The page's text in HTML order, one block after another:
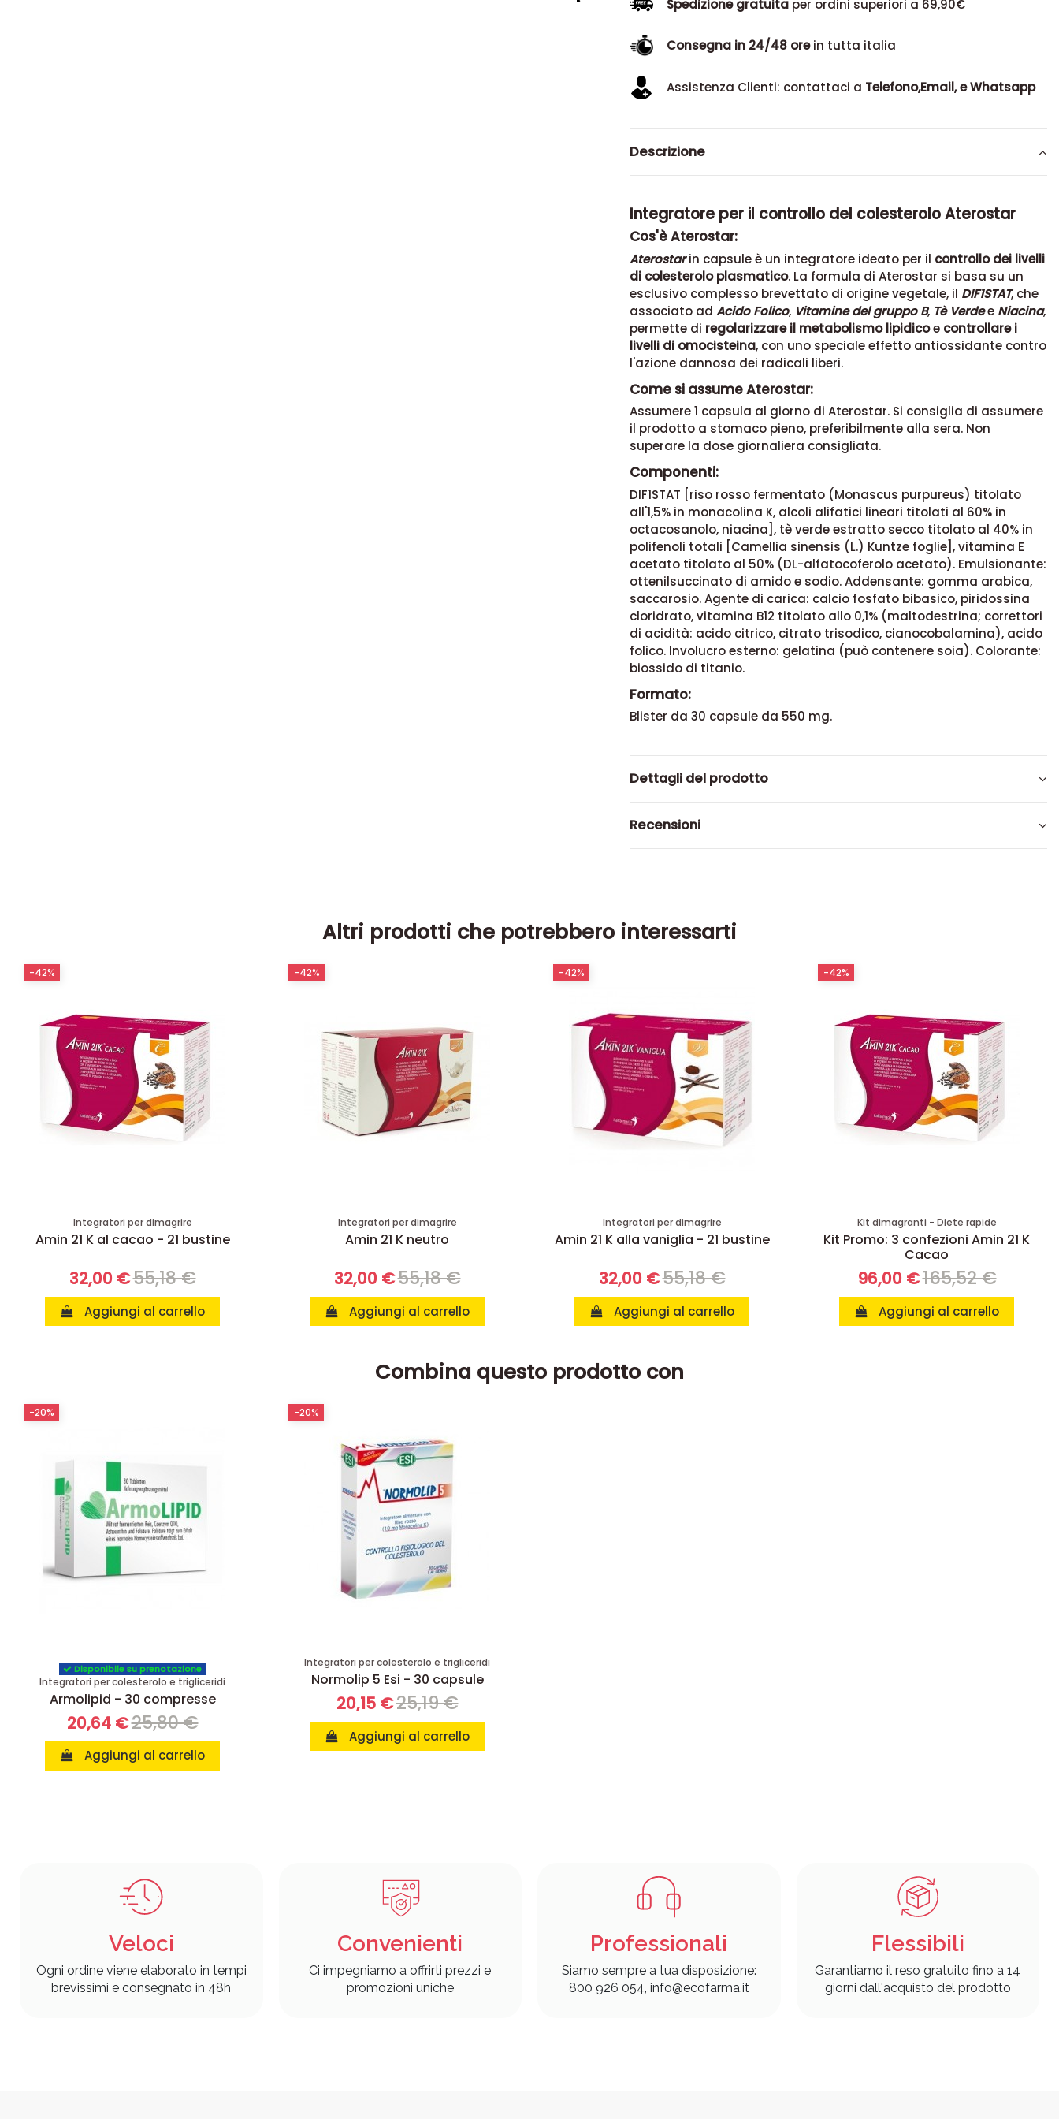
Spedizione gratuitaper ordini superiori a 69,90€
Consegna in 24/48 orein tutta italia
Assistenza Clienti: contattaci a Telefono,Email, e Whatsapp
Descrizione
Integratore per il controllo del colesterolo Aterostar
Cos'è Aterostar:
Aterostar in capsule è un integratore ideato per il controllo dei livelli
di colesterolo plasmatico. La formula di Aterostar si basa su un
esclusivo complesso brevettato di origine vegetale, il DIF1STAT, che
associato ad Acido Folico, Vitamine del gruppo B, Tè Verdee Niacina,
permette di regolarizzare il metabolismo lipidicoe controllare i
livelli di omocisteina, con uno speciale effetto antiossidante contro
l'azione dannosa dei radicali liberi.
Come si assume Aterostar:
Assumere 1 capsula al giorno di Aterostar. Si consiglia di assumere
il prodotto a stomaco pieno, preferibilmente alla sera. Non
superare la dose giornaliera consigliata.
Componenti:
DIF1STAT [riso rosso fermentato (Monascus purpureus) titolato
all'1,5% in monacolina K, alcoli alifatici lineari titolati al 60% in
octacosanolo, niacina], tè verde estratto secco titolato al 40% in
polifenoli totali [Camellia sinensis (L.) Kuntze foglie], vitamina E
acetato titolato al 50% (DL-alfatocoferolo acetato). Emulsionante:
ottenilsuccinato di amido e sodio. Addensante: gomma arabica,
saccarosio. Agente di carica: calcio fosfato bibasico, piridossina
cloridrato, vitamina B12 titolato allo 0,1% (maltodestrina; correttori
di acidità: acido citrico, citrato trisodico, cianocobalamina), acido
folico. Involucro esterno: gelatina (può contenere soia). Colorante:
biossido di titanio.
Formato:
Blister da 30 capsule da 550 mg.
Dettagli del prodotto
Recensioni
Altri prodotti che potrebbero interessarti
Integratori per dimagrire
Amin 21 K al cacao - 21 bustine
32,00 €55,18 €
Aggiungi al carrello
-42%
Integratori per dimagrire
Amin 21 K neutro
32,00 €55,18 €
Aggiungi al carrello
-42%
Integratori per dimagrire
Amin 21 K alla vaniglia - 21 bustine
32,00 €55,18 €
Aggiungi al carrello
-42%
Kit dimagranti - Diete rapide
Kit Promo: 3 confezioni Amin 21 K
Cacao
96,00 €165,52 €
Aggiungi al carrello
-42%
Combina questo prodotto con
Disponibile su prenotazione
Integratori per colesterolo e trigliceridi
Armolipid - 30 compresse
20,64 €25,80 €
Aggiungi al carrello
-20%
Integratori per colesterolo e trigliceridi
Normolip 5 Esi - 30 capsule
20,15 €25,19 €
Aggiungi al carrello
-20%
Veloci
Ogni ordine viene elaborato in tempi
brevissimi e consegnato in 48h
Convenienti
Ci impegniamo a offrirti prezzi e
promozioni uniche
Professionali
Siamo sempre a tua disposizione:
800 926 054, info@ecofarma.it
Flessibili
Garantiamo il reso gratuito fino a 14
giorni dall'acquisto del prodotto